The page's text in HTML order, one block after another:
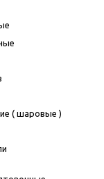
( шаровые )